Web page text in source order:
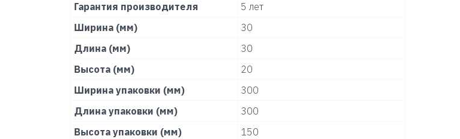
Гарантия производителя
5 лет
Ширина (мм)
30
Длина (мм)
30
Высота (мм)
20
Ширина упаковки (мм)
300
Длина упаковки (мм)
300
Высота упаковки (мм)
150